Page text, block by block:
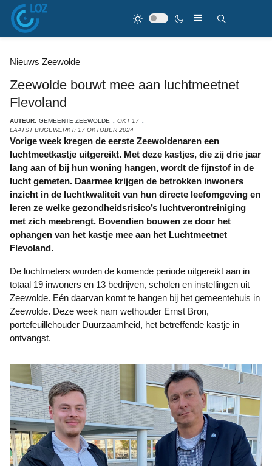
Nieuws Zeewolde
Zeewolde bouwt mee aan luchtmeetnet
Flevoland
AUTEUR: GEMEENTE ZEEWOLDE
OKT 17
LAATST BIJGEWERKT: 17 OKTOBER 2024
Vorige week kregen de eerste Zeewoldenaren een
luchtmeetkastje uitgereikt. Met deze kastjes, die zij drie jaar
lang aan of bij hun woning hangen, wordt de fijnstof in de
lucht gemeten. Daarmee krijgen de betrokken inwoners
inzicht in de luchtkwaliteit van hun directe leefomgeving en
leren ze welke gezondheidsrisico’s luchtverontreiniging
met zich meebrengt. Bovendien bouwen ze door het
ophangen van het kastje mee aan het Luchtmeetnet
Flevoland.
De luchtmeters worden de komende periode uitgereikt aan in
totaal 19 inwoners en 13 bedrijven, scholen en instellingen uit
Zeewolde. Eén daarvan komt te hangen bij het gemeentehuis in
Zeewolde. Deze week nam wethouder Ernst Bron,
portefeuillehouder Duurzaamheid, het betreffende kastje in
ontvangst.